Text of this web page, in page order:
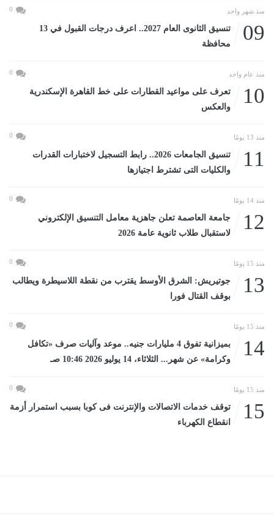
منذ شهر واحد 0
09
تنسيق الثانوى العام 2027.. اعرف درجات القبول في 13
محافظة
منذ عام واحد 0
10
تعرف على مواعيد القطارات على خط القاهرة الإسكندرية
والعكس
منذ 13 يومًا 0
11
تنسيق الجامعات 2026.. رابط التسجيل لاختبارات القدرات
والكليات التى تشترط اجتيازها
منذ 14 يومًا 0
12
جامعة العاصمة تعلن جاهزية معامل التنسيق الإلكتروني
لاستقبال طلاب ثانوية عامة 2026
منذ 15 يومًا 0
13
جوتيريش: الشرق الأوسط يقترب من نقطة اللاسيطرة ويطالب
بوقف القتال فورا
منذ 15 يومًا 0
14
بميزانية تفوق 4 مليارات جنيه.. موعد وآليات صرف «تكافل
وكرامة» عن شهر... الثلاثاء، 14 يوليو 2026 10:46 صـ
منذ 15 يومًا 0
15
توقف خدمات الاتصالات والإنترنت فى كوبا بسبب استمرار أزمة
انقطاع الكهرباء